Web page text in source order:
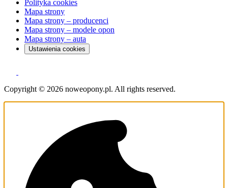
Polityka cookies
Mapa strony
Mapa strony – producenci
Mapa strony – modele opon
Mapa strony – auta
Ustawienia cookies
Copyright © 2026 noweopony.pl. All rights reserved.